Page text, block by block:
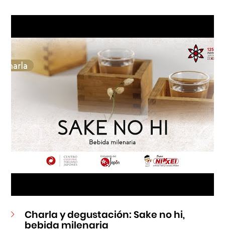
Charla y degustación: Sake no hi,
bebida milenaria